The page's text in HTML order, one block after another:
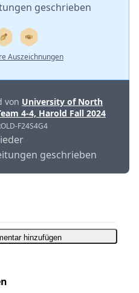
geschrieben
Auszeichnungen
von University of North
4-4, Harold Fall 2024
F24S4G4
geschrieben
hinzufügen